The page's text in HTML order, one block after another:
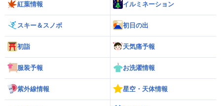
紅葉情報 イルミネーション
スキー＆スノボ 初日の出
初詣 天気痛予報
服装予報 お洗濯情報
紫外線情報 星空・天体情報